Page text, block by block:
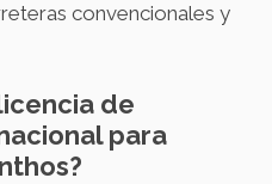
convencionales y
de
para